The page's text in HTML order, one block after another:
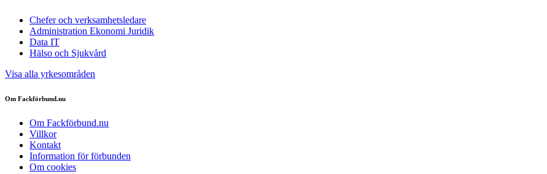
Chefer och verksamhetsledare
Administration Ekonomi Juridik
Data IT
Hälso och Sjukvård
Visa alla yrkesområden
Om Fackförbund.nu
Om Fackförbund.nu
Villkor
Kontakt
Information för förbunden
Om cookies